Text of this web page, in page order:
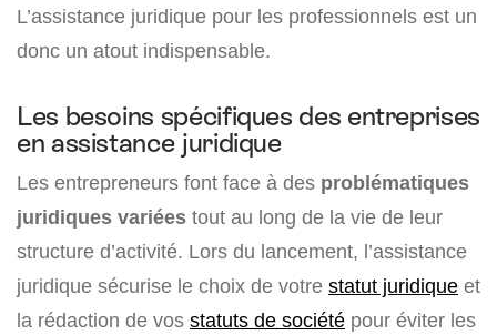
L’assistance juridique pour les professionnels est un
donc un atout indispensable.
Les besoins spécifiques des entreprises
en assistance juridique
Les entrepreneurs font face à des problématiques
juridiques variées tout au long de la vie de leur
structure d’activité. Lors du lancement, l’assistance
juridique sécurise le choix de votre statut juridique et
la rédaction de vos statuts de société pour éviter les